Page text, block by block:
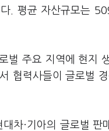
. 평균 자산규모는
벌 주요 지역에 현지
협력사들이 글로벌
차·기아의 글로벌 판